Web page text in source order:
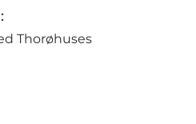
Thorøhuses